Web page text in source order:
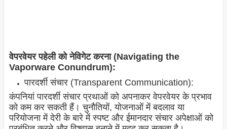
वेपरवेयर पहेली को नेविगेट करना (Navigating the
Vaporware Conundrum):
पारदर्शी संचार (Transparent Communication):
कंपनियां पारदर्शी संचार प्रथाओं को अपनाकर वेपरवेयर के प्रभाव
को कम कर सकती हैं। चुनौतियों, योजनाओं में बदलाव या
परियोजना में देरी के बारे में स्पष्ट और ईमानदार संचार अपेक्षाओं को